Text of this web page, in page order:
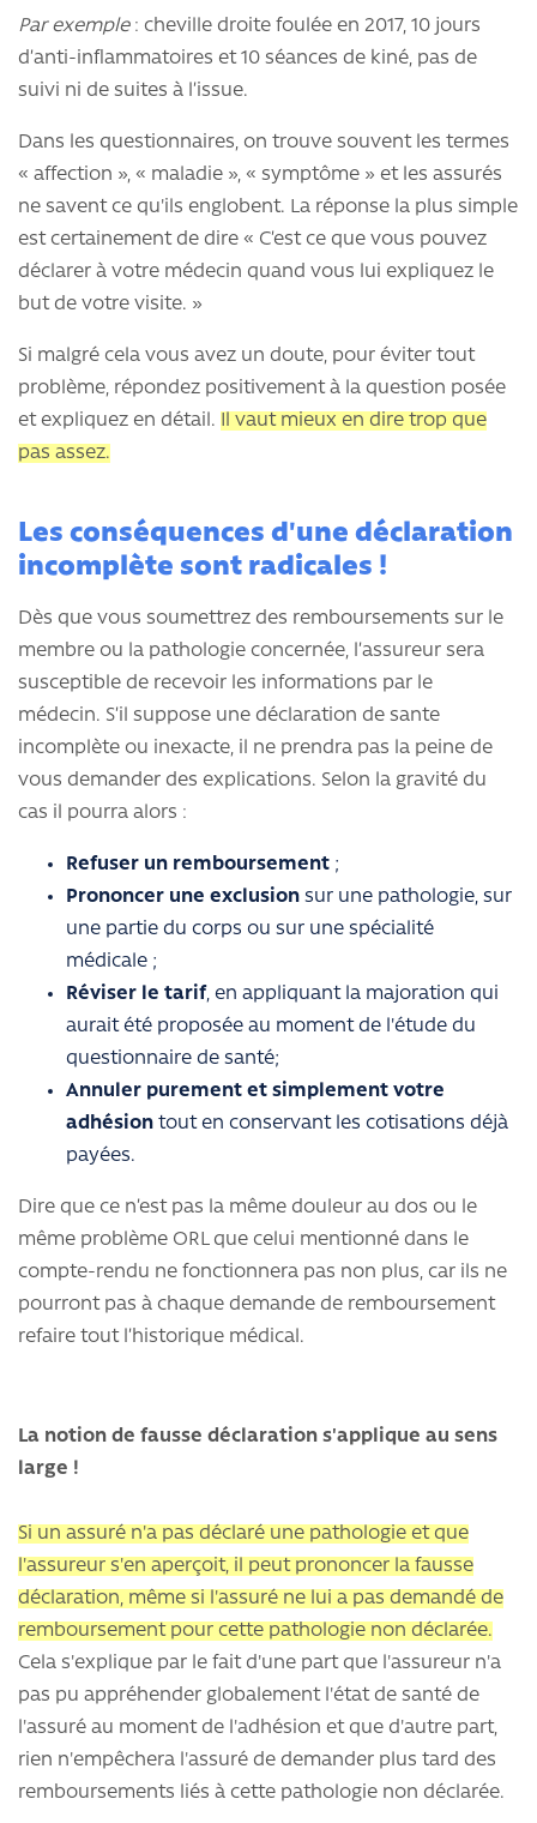
Par exemple: cheville droite foulée en 2017, 10 jours
d’anti-inflammatoires et 10 séances de kiné, pas de
suivi ni de suites à l’issue.
Dans les questionnaires, on trouve souvent les termes
« affection », « maladie », « symptôme » et les assurés
ne savent ce qu'ils englobent. La réponse la plus simple
est certainement de dire « C’est ce que vous pouvez
déclarer à votre médecin quand vous lui expliquez le
but de votre visite. »
Si malgré cela vous avez un doute, pour éviter tout
problème, répondez positivement à la question posée
et expliquez en détail.
Il vaut mieux en dire trop que
pas assez.
Les conséquences d'une déclaration
incomplète sont radicales !
Dès que vous soumettrez des remboursements sur le
membre ou la pathologie concernée, l’assureur sera
susceptible de recevoir les informations par le
médecin. S’il suppose une déclaration de sante
incomplète ou inexacte, il ne prendra pas la peine de
vous demander des explications. Selon la gravité du
cas il pourra alors :
Refuser un remboursement ;
Prononcer une exclusion sur une pathologie, sur
une partie du corps ou sur une spécialité
médicale ;
Réviser le tarif, en appliquant la majoration qui
aurait été proposée au moment de l'étude du
questionnaire de santé;
Annuler purement et simplement votre
adhésion tout en conservant les cotisations déjà
payées.
Dire que ce n’est pas la même douleur au dos ou le
même problème ORL que celui mentionné dans le
compte-rendu ne fonctionnera pas non plus, car ils ne
pourront pas à chaque demande de remboursement
refaire tout l’historique médical.
La notion de fausse déclaration s'applique au sens
large !
Si un assuré n'a pas déclaré une pathologie et que
l'assureur s'en aperçoit, il peut prononcer la fausse
déclaration, même si l'assuré ne lui a pas demandé de
remboursement pour cette pathologie non déclarée.
Cela s'explique par le fait d'une part que l'assureur n'a
pas pu appréhender globalement l'état de santé de
l'assuré au moment de l'adhésion et que d'autre part,
rien n'empêchera l'assuré de demander plus tard des
remboursements liés à cette pathologie non déclarée.